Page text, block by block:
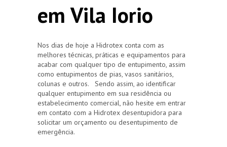
em Vila Iorio
Nos dias de hoje a Hidrotex conta com as
melhores técnicas, práticas e equipamentos para
acabar com qualquer tipo de entupimento, assim
como entupimentos de pias, vasos sanitários,
colunas e outros. Sendo assim, ao identificar
qualquer entupimento em sua residência ou
estabelecimento comercial, não hesite em entrar
em contato com a Hidrotex desentupidora para
solicitar um orçamento ou desentupimento de
emergência.